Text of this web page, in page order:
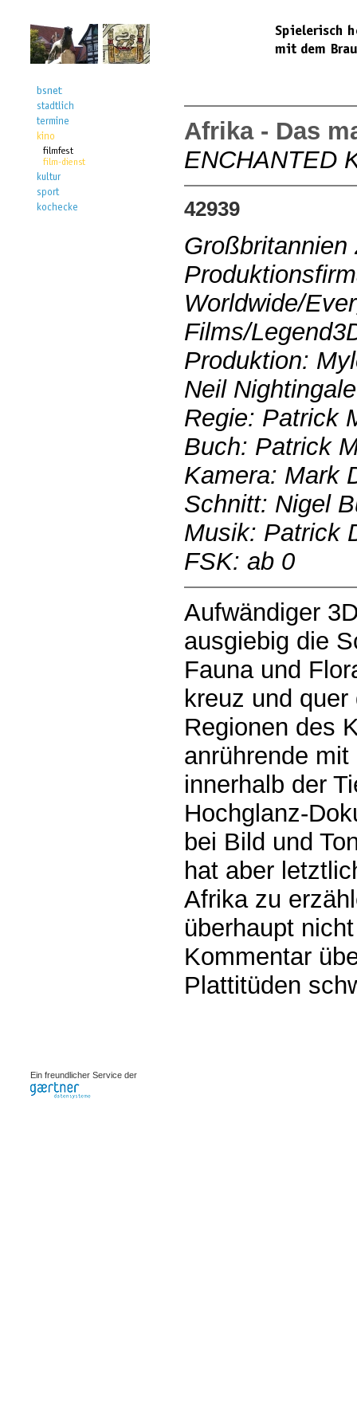
Afrika - Das
ENCHANTED
42939
Großbritannien
Worldwide/
Films/
Produktion:
Neil Nightingale
Regie: Patrick
Buch: Patrick
Kamera: Mark
Schnitt: Nigel
Musik: Patrick
FSK: ab 0
Aufwändiger
ausgiebig die
Fauna und
kreuz und
Regionen des
anrührende
innerhalb der
Hochglanz-
bei Bild und
hat aber
Afrika zu
überhaupt
Kommentar
Plattitüden
Ein freundlicher Service der